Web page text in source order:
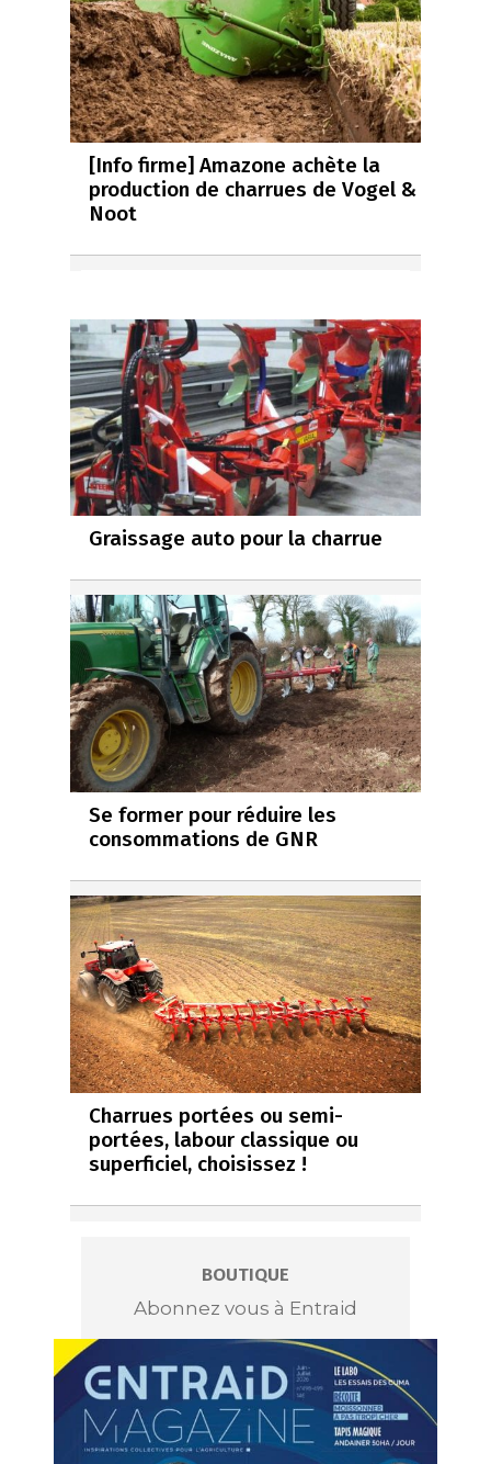
[Info firme] Amazone achète la
production de charrues de Vogel &
Noot
Graissage auto pour la charrue
Se former pour réduire les
consommations de GNR
Charrues portées ou semi-
portées, labour classique ou
superficiel, choisissez !
BOUTIQUE
Abonnez vous à Entraid